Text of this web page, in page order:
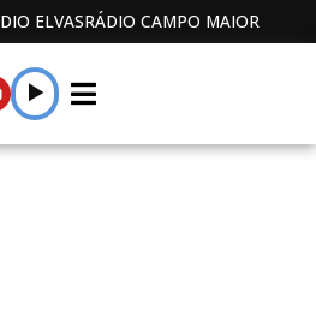
ELVASRÁDIO CAMPO MAIOR